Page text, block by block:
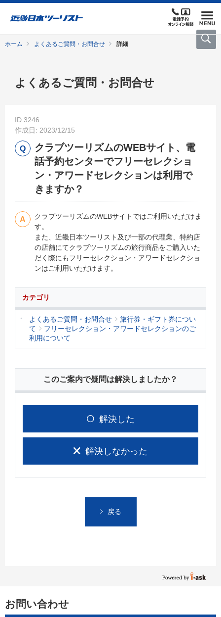
ホーム よくあるご質問・お問合せ 詳細
よくあるご質問・お問合せ
ID:3246
作成日: 2023/12/15
クラブツーリズムのWEBサイト、電
話予約センターでフリーセレクショ
ン・アワードセレクションは利用で
きますか？
クラブツーリズムのWEBサイトではご利用いただけま
す。
また、近畿日本ツーリスト及び一部の代理業、特約店
の店舗にてクラブツーリズムの旅行商品をご購入いた
だく際にもフリーセレクション・アワードセレクショ
ンはご利用いただけます。
カテゴリ
よくあるご質問・お問合せ
旅行券・ギフト券につい
て
フリーセレクション・アワードセレクションのご
利用について
このご案内で疑問は解決しましたか？
解決した
解決しなかった
戻る
お問い合わせ